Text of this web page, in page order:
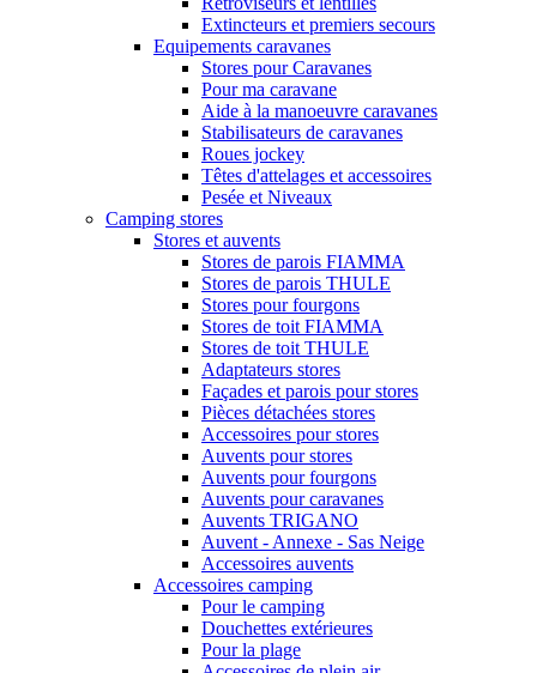
Extincteurs et premiers secours
Equipements caravanes
Stores pour Caravanes
Pour ma caravane
Aide à la manoeuvre caravanes
Stabilisateurs de caravanes
Roues jockey
Têtes d'attelages et accessoires
Pesée et Niveaux
Camping stores
Stores et auvents
Stores de parois FIAMMA
Stores de parois THULE
Stores pour fourgons
Stores de toit FIAMMA
Stores de toit THULE
Adaptateurs stores
Façades et parois pour stores
Pièces détachées stores
Accessoires pour stores
Auvents pour stores
Auvents pour fourgons
Auvents pour caravanes
Auvents TRIGANO
Auvent - Annexe - Sas Neige
Accessoires auvents
Accessoires camping
Pour le camping
Douchettes extérieures
Pour la plage